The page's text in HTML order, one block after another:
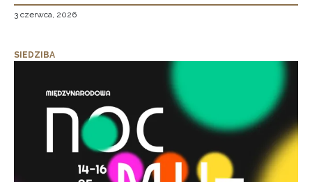
3 czerwca, 2026
SIEDZIBA